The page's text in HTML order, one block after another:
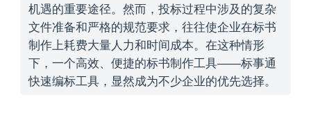
机遇的重要途径。然而，投标过程中涉及的复杂
文件准备和严格的规范要求，往往使企业在标书
制作上耗费大量人力和时间成本。在这种情形
下，一个高效、便捷的标书制作工具——标事通
快速编标工具，显然成为不少企业的优先选择。